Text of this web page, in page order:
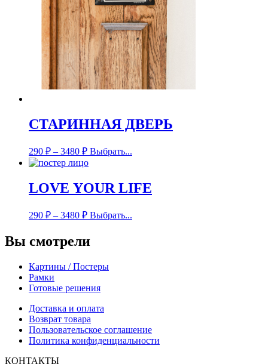
СТАРИННАЯ ДВЕРЬ
290 ₽ – 3480 ₽ Выбрать...
LOVE YOUR LIFE
290 ₽ – 3480 ₽ Выбрать...
Вы смотрели
Картины / Постеры
Рамки
Готовые решения
Доставка и оплата
Возврат товара
Пользовательское соглашение
Политика конфиденциальности
КОНТАКТЫ